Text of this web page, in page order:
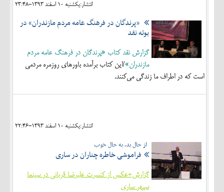
خانه
انتشار:يکشنبه 10 اسفند 1393-23:48
«پرندگان در فرهنگ عامه مردم مازندران» در
بوته نقد
گزارش نقد کتاب «پرندگان در فرهنگ عامه مردم
مازندران»/این کتاب برآمده باورهای روزمره مردمی
است که در اطراف ما زندگی می‌کنند.
انتشار:يکشنبه 10 اسفند 1393-22:46
از حال بد، به حال خوب
فراموشی خاطره چناران در ساری
گزارش+عکس از کنسرت علیرضا قربانی در سینما
سپهر ساری